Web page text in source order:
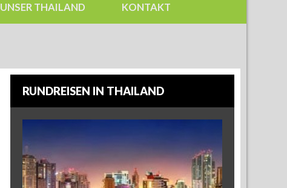
UNSER THAILAND KONTAKT
RUNDREISEN IN THAILAND